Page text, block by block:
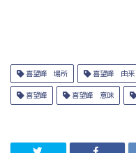
喜望峰 場所 喜望峰 由来
喜望峰 喜望峰 意味